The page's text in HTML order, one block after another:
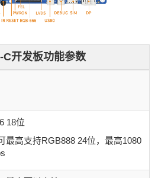
C开发板功能参数
18位
最高支持RGB888 24位，最高1080